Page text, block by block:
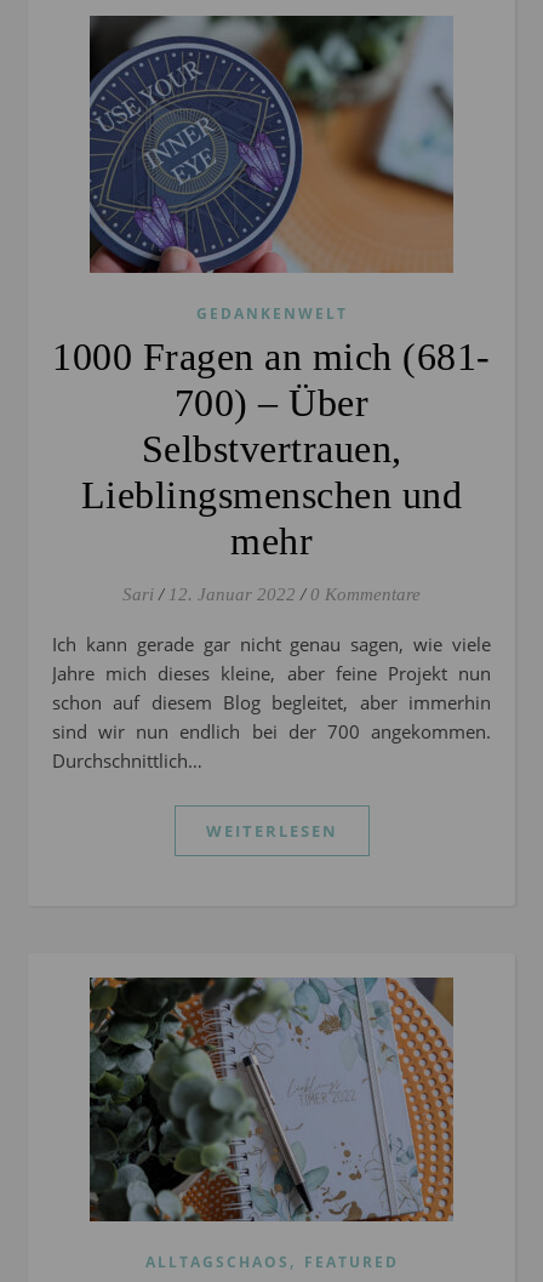
GEDANKENWELT
1000 Fragen an mich (681-
700) – Über
Selbstvertrauen,
Lieblingsmenschen und
mehr
Sari / 12. Januar 2022 / 0 Kommentare
Ich kann gerade gar nicht genau sagen, wie viele
Jahre mich dieses kleine, aber feine Projekt nun
schon auf diesem Blog begleitet, aber immerhin
sind wir nun endlich bei der 700 angekommen.
Durchschnittlich…
WEITERLESEN
ALLTAGSCHAOS , FEATURED